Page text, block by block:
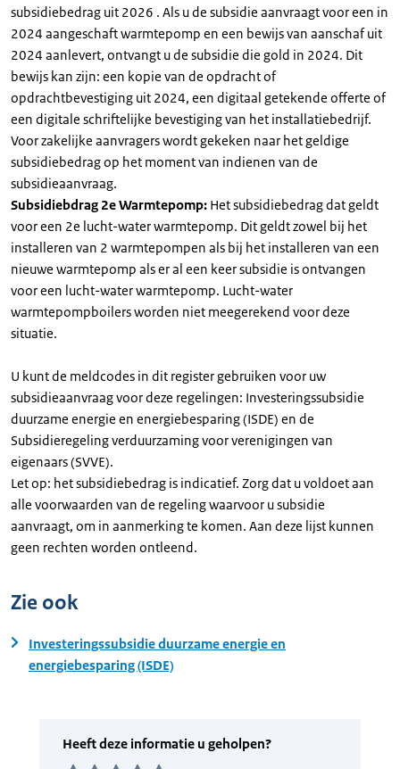
subsidiebedrag uit 2026 . Als u de subsidie aanvraagt voor een in
2024 aangeschaft warmtepomp en een bewijs van aanschaf uit
2024 aanlevert, ontvangt u de subsidie die gold in 2024. Dit
bewijs kan zijn: een kopie van de opdracht of
opdrachtbevestiging uit 2024, een digitaal getekende offerte of
een digitale schriftelijke bevestiging van het installatiebedrijf.
Voor zakelijke aanvragers wordt gekeken naar het geldige
subsidiebedrag op het moment van indienen van de
subsidieaanvraag.
Subsidiebdrag 2e Warmtepomp: Het subsidiebedrag dat geldt
voor een 2e lucht-water warmtepomp. Dit geldt zowel bij het
installeren van 2 warmtepompen als bij het installeren van een
nieuwe warmtepomp als er al een keer subsidie is ontvangen
voor een lucht-water warmtepomp. Lucht-water
warmtepompboilers worden niet meegerekend voor deze
situatie.
U kunt de meldcodes in dit register gebruiken voor uw
subsidieaanvraag voor deze regelingen: Investeringssubsidie
duurzame energie en energiebesparing (ISDE) en de
Subsidieregeling verduurzaming voor verenigingen van
eigenaars (SVVE).
Let op: het subsidiebedrag is indicatief. Zorg dat u voldoet aan
alle voorwaarden van de regeling waarvoor u subsidie
aanvraagt, om in aanmerking te komen. Aan deze lijst kunnen
geen rechten worden ontleend.
Zie ook
Investeringssubsidie duurzame energie en
energiebesparing (ISDE)